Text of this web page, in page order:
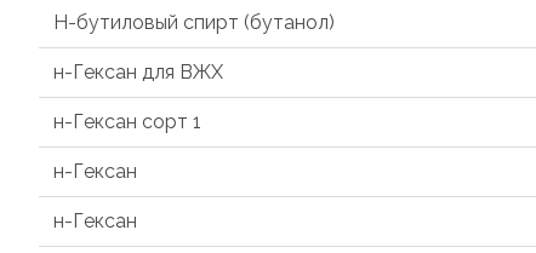
Н-бутиловый спирт (бутанол)
н-Гексан для ВЖХ
н-Гексан сорт 1
н-Гексан
н-Гексан